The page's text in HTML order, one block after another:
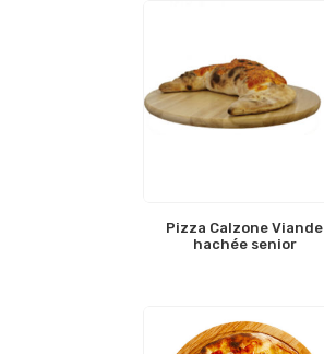
Pizza Calzone Viande
hachée senior